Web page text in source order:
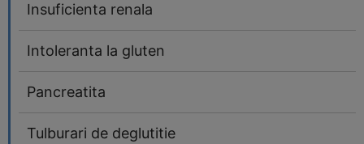
Insuficienta renala
Intoleranta la gluten
Pancreatita
Tulburari de deglutitie